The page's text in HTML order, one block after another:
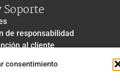
consentimiento
de responsabilidad
al cliente